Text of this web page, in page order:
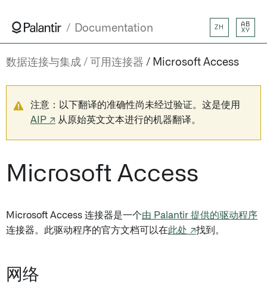
Documentation ZH
AB
XY
数据连接与集成 可用连接器 Microsoft Access
注意：以下翻译的准确性尚未经过验证。这是使用
AIP ↗ 从原始英文文本进行的机器翻译。
Microsoft Access
Microsoft Access 连接器是一个由 Palantir 提供的驱动程序
连接器。此驱动程序的官方文档可以在此处 ↗找到。
网络